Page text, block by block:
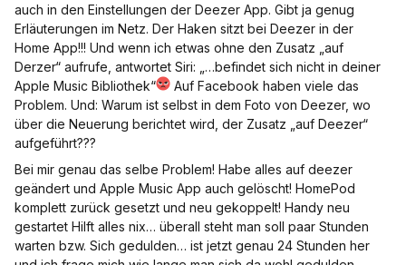
auch in den Einstellungen der Deezer App. Gibt ja genug
Erläuterungen im Netz. Der Haken sitzt bei Deezer in der
Home App!!! Und wenn ich etwas ohne den Zusatz „auf
Derzer“ aufrufe, antwortet Siri: „…befindet sich nicht in deiner
Apple Music Bibliothek“
Auf Facebook haben viele das
Problem. Und: Warum ist selbst in dem Foto von Deezer, wo
über die Neuerung berichtet wird, der Zusatz „auf Deezer“
aufgeführt???
Bei mir genau das selbe Problem! Habe alles auf deezer
geändert und Apple Music App auch gelöscht! HomePod
komplett zurück gesetzt und neu gekoppelt! Handy neu
gestartet Hilft alles nix… überall steht man soll paar Stunden
warten bzw. Sich gedulden… ist jetzt genau 24 Stunden her